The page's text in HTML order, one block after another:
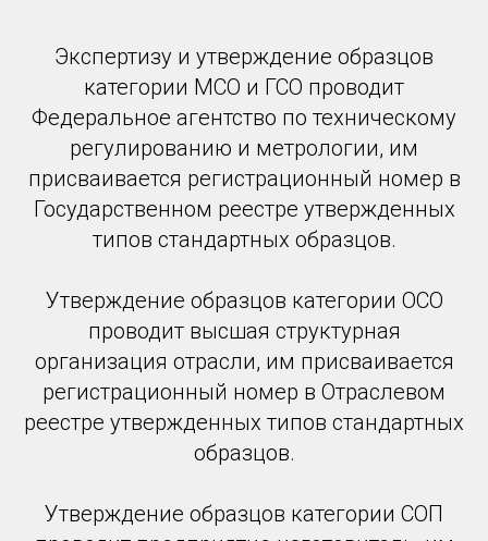
Экспертизу и утверждение образцов
категории МСО и ГСО проводит
Федеральное агентство по техническому
регулированию и метрологии, им
присваивается регистрационный номер в
Государственном реестре утвержденных
типов стандартных образцов.
Утверждение образцов категории ОСО
проводит высшая структурная
организация отрасли, им присваивается
регистрационный номер в Отраслевом
реестре утвержденных типов стандартных
образцов.
Утверждение образцов категории СОП